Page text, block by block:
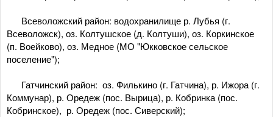
­ Всеволожский район: водохранилище р. Лубья (г.
Всеволожск), оз. Колтушское (д. Колтуши), оз. Коркинское
(п. Воейково), оз. Медное (МО "Юкковское сельское
поселение");
­ Гатчинский район: оз. Филькино (г. Гатчина), р. Ижора (г.
Коммунар), р. Оредеж (пос. Вырица), р. Кобринка (пос.
Кобринское), р. Оредеж (пос. Сиверский);